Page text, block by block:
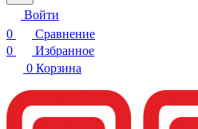
Войти
0
Сравнение
0
Избранное
0 Корзина